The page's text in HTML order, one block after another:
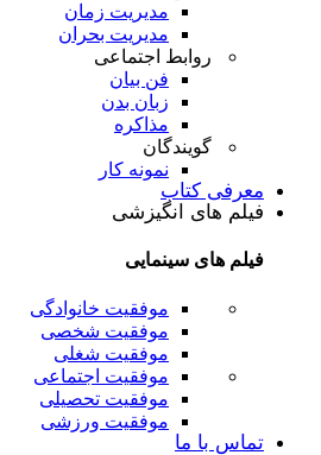
مدیریت زمان
مدیریت بحران
روابط اجتماعی
فن بیان
زبان بدن
مذاکره
گویندگان
نمونه کار
معرفی کتاب
فیلم های انگیزشی
فیلم های سینمایی
موفقیت خانوادگی
موفقیت شخصی
موفقیت شغلی
موفقیت اجتماعی
موفقیت تحصیلی
موفقیت ورزشی
تماس با ما